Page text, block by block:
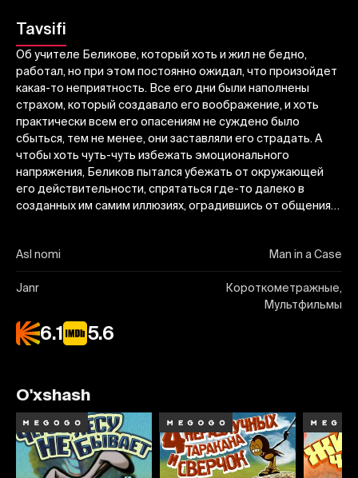
Tavsifi
Об учителе Беликове, который хоть и жил не бедно,
работал, но при этом постоянно ожидал, что произойдет
какая-то неприятность. Все его дни были наполнены
страхом, который создавало его воображение, и хоть
практически всем его опасениям не суждено было
сбыться, тем не менее, они заставляли его страдать. А
чтобы хоть чуть-чуть избежать эмоционального
напряжения, Беликов пытался убежать от окружающей
его действительности, спрятаться где-то далеко в
созданных им самим иллюзиях, оградившись от общения…
Asl nomi Man in a Case
Janr
Короткометражные,
Мультфильмы
6.1 5.6
Yuborish
O'xshash